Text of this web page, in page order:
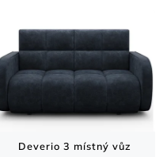
Deverio 3 místný vůz